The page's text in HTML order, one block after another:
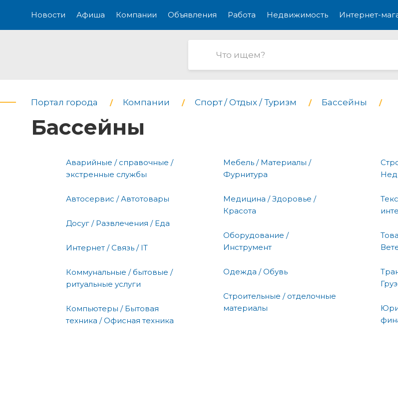
Новости Афиша Компании Объявления Работа Недвижимость Интернет-
Портал города Компании Спорт / Отдых / Туризм Бассейны
Бассейны
Аварийные / справочные /
экстренные службы
Автосервис / Автотовары
Досуг / Развлечения / Еда
Интернет / Связь / IT
Коммунальные / бытовые /
ритуальные услуги
Компьютеры / Бытовая
техника / Офисная техника
Мебель / Материалы /
Фурнитура
Медицина / Здоровье /
Красота
Оборудование /
Инструмент
Одежда / Обувь
Строительные / отделочные
материалы